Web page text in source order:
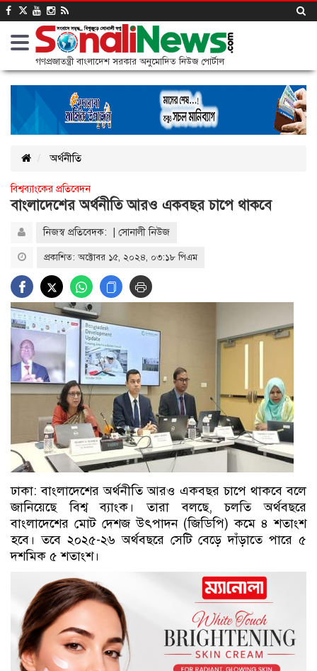
গণপ্রজাতন্ত্রী বাংলাদেশ সরকার অনুমোদিত নিউজ পোর্টাল
অর্থনীতি
বিশ্বব্যাংকের প্রতিবেদন
বাংলাদেশের অর্থনীতি আরও একবছর চাপে থাকবে
নিজস্ব প্রতিবেদক: | সোনালী নিউজ
প্রকাশিত: অক্টোবর ১৫, ২০২৪, ০৩:১৮ পিএম
ঢাকা: বাংলাদেশের অর্থনীতি আরও একবছর চাপে থাকবে বলে
জানিয়েছে বিশ্ব ব্যাংক। তারা বলছে, চলতি অর্থবছরে
বাংলাদেশের মোট দেশজ উৎপাদন (জিডিপি) কমে ৪ শতাংশ
হবে। তবে ২০২৫-২৬ অর্থবছরে সেটি বেড়ে দাঁড়াতে পারে ৫
দশমিক ৫ শতাংশ।